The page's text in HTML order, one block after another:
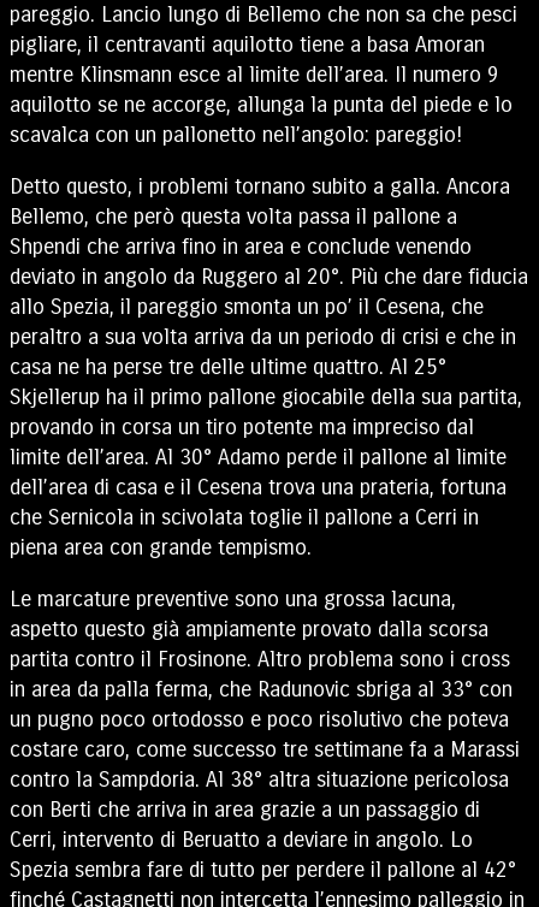
pareggio. Lancio lungo di Bellemo che non sa che pesci
pigliare, il centravanti aquilotto tiene a basa Amoran
mentre Klinsmann esce al limite dell’area. Il numero 9
aquilotto se ne accorge, allunga la punta del piede e lo
scavalca con un pallonetto nell’angolo: pareggio!
Detto questo, i problemi tornano subito a galla. Ancora
Bellemo, che però questa volta passa il pallone a
Shpendi che arriva fino in area e conclude venendo
deviato in angolo da Ruggero al 20°. Più che dare fiducia
allo Spezia, il pareggio smonta un po’ il Cesena, che
peraltro a sua volta arriva da un periodo di crisi e che in
casa ne ha perse tre delle ultime quattro. Al 25°
Skjellerup ha il primo pallone giocabile della sua partita,
provando in corsa un tiro potente ma impreciso dal
limite dell’area. Al 30° Adamo perde il pallone al limite
dell’area di casa e il Cesena trova una prateria, fortuna
che Sernicola in scivolata toglie il pallone a Cerri in
piena area con grande tempismo.
Le marcature preventive sono una grossa lacuna,
aspetto questo già ampiamente provato dalla scorsa
partita contro il Frosinone. Altro problema sono i cross
in area da palla ferma, che Radunovic sbriga al 33° con
un pugno poco ortodosso e poco risolutivo che poteva
costare caro, come successo tre settimane fa a Marassi
contro la Sampdoria. Al 38° altra situazione pericolosa
con Berti che arriva in area grazie a un passaggio di
Cerri, intervento di Beruatto a deviare in angolo. Lo
Spezia sembra fare di tutto per perdere il pallone al 42°
finché Castagnetti non intercetta l’ennesimo palleggio in